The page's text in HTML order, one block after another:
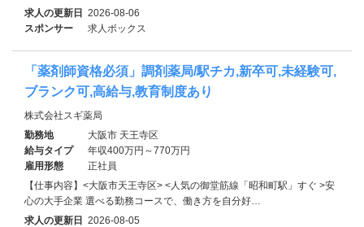
求人の更新日 2026-08-06
スポンサー
求人ボックス
「薬剤師資格必須」調剤薬局/駅チカ,新卒可,未経験可,
ブランク可,高給与,教育制度あり
株式会社スギ薬局
勤務地
大阪市 天王寺区
給与タイプ
年収400万円～770万円
雇用形態
正社員
【仕事内容】<大阪市天王寺区> <人気の御堂筋線「昭和町駅」すぐ >安
心の大手企業 選べる勤務コースで、働き方を自分好…
求人の更新日 2026-08-05